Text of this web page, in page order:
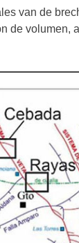
van de
de volumen,